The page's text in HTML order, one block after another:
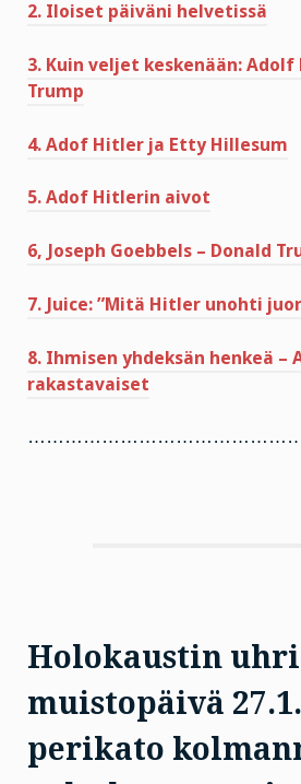
2. Iloiset päiväni helvetissä
3. Kuin veljet keskenään:
Trump
4. Adof Hitler ja Etty Hillesum
5. Adof Hitlerin aivot
6, Joseph Goebbels – Donald
7. Juice: ”Mitä Hitler unohti
8. Ihmisen yhdeksän henkeä –
rakastavaiset
Holokaustin
muistopäivä
perikato